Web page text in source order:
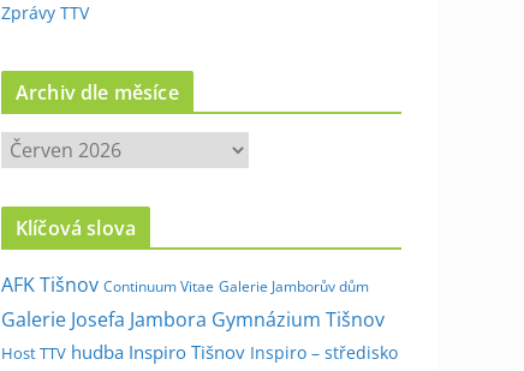
Zprávy TTV
Archiv dle měsíce
c
v
d
l
Klíčová slova
AFK Tišnov Continuum Vitae Galerie Jamborův dům
Galerie Josefa Jambora Gymnázium Tišnov
Host TTV hudba Inspiro Tišnov Inspiro – středisko